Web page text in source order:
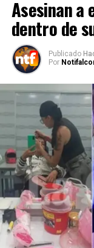
Asesinan a
dentro de
Publicado
Por